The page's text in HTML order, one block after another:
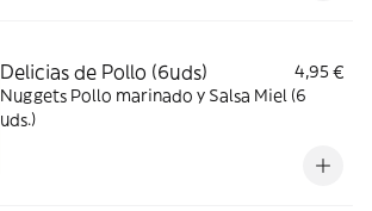
Delicias de Pollo (6uds)
4,95 €
Nuggets Pollo marinado y Salsa Miel (6
uds.)